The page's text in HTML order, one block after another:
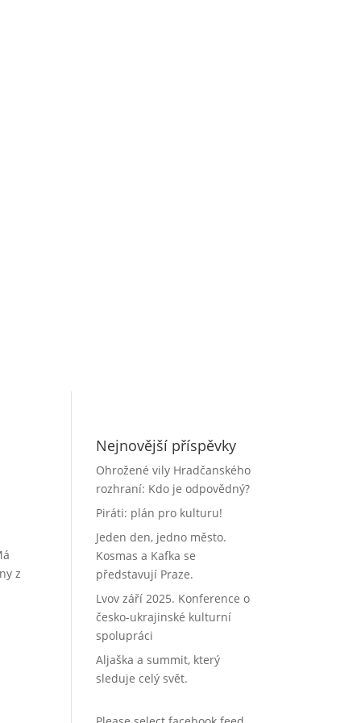
z
Nejnovější příspěvky
Ohrožené vily Hradčanského
rozhraní: Kdo je odpovědný?
Piráti: plán pro kulturu!
Jeden den, jedno město.
Kosmas a Kafka se
představují Praze.
Lvov září 2025. Konference o
česko-ukrajinské kulturní
spolupráci
Aljaška a summit, který
sleduje celý svět.